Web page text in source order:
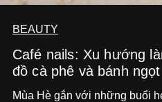
BEAUTY
Café nails: Xu hướng
đồ cà phê và bánh ngọt
Mùa Hè gắn với những buổi